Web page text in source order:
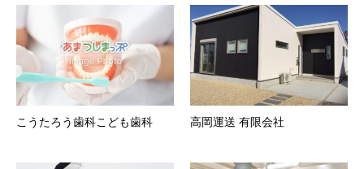
こうたろう歯科こども歯科 高岡運送 有限会社